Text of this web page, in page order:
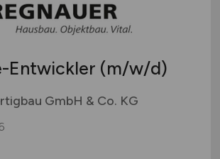
Entwickler (m/w/d)
GmbH & Co. KG